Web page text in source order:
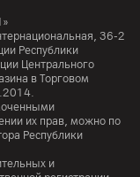
36-2
Республики
Центрального
в Торговом
их прав, можно по
Республики
и